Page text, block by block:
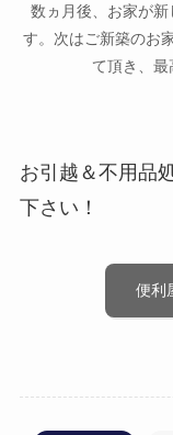
数ヵ月後、お家が
す。次はご新築のお
て頂き、最
お引越＆不用品
下さい！
便利